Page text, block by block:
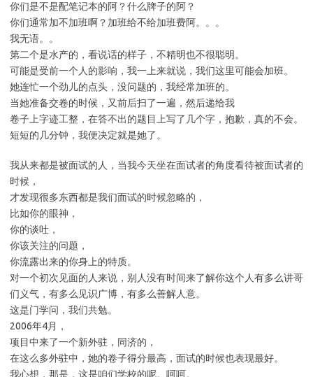
你们是不是配笔记本的阿？什么牌子的阿？
你们通常加不加班啊？加班给不给加班费阿。。。
我无语。。
第二个是水产的，看说话的样子，不精明也不很聪明。
可能是受前一个人的影响，我一上来就说，我们这里可能会加班。
她连忙一个劲儿的点头，没问题的，我经常加班的。
当她准备交卷的时候，又前后扫了一遍，然后递给我
卷子上字迹工整，在答不出的题目上写了几个字，抱歉，真的不会。
短短的几分钟，我便决定就是她了。
我从来都是被面试的人，当我今天坐在面试者的角度看待被面试者的
时候，
才发现很多东西都是我们面试的时候忽略的，
比如你的眼神，
你的谈吐，
你该关注的问题，
你流露出来的你身上的特质。
对一个初次见面的人来说，别人没有时间来了解你这个人有多么讲哥
们义气，有多么见识广博，有多么善解人意。
这是门学问，我们共勉。
2006年4月，
项目中来了一个新外驻，同济的，
在这么多外驻中，她的卷子得分最高，面试的时候也表现最好。
我心想，那是，这是咱们学校的呢。呵呵。